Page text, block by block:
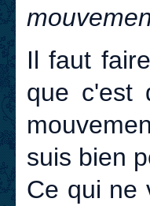
Il faut
que c'est
suis bien
Ce qui ne